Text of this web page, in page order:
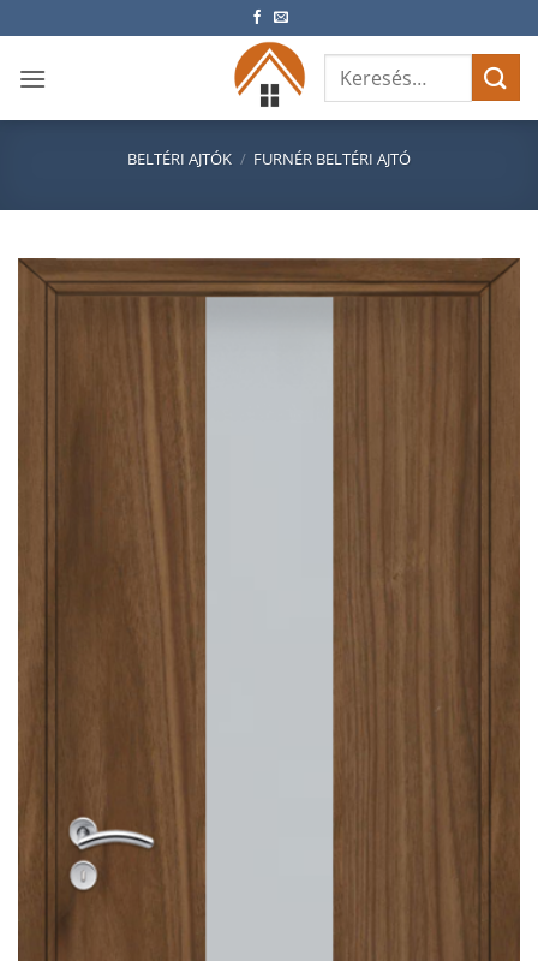
to
content
Keresés
következőre:
BELTÉRI AJTÓK / FURNÉR BELTÉRI AJTÓ